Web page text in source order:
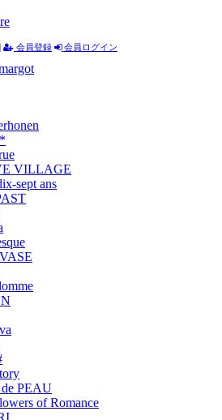
| 会員登録 会員ログイン
VILLAGE
sept ans
PEAU
of Romance